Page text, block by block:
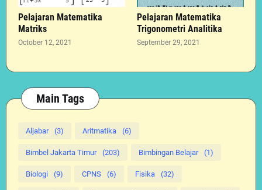
Pelajaran Matematika
Matriks
October 12, 2021
Pelajaran Matematika
Trigonometri Analitika
September 29, 2021
Main Tags
Aljabar (3) Aritmatika (6)
Bimbel Jakarta Timur (203) Bimbingan Belajar (1)
Biologi (9) CPNS (6) Fisika (32)